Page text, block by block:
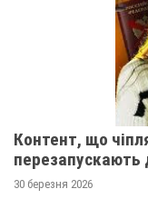
Контент, що
перезапускають
30 березня 2026